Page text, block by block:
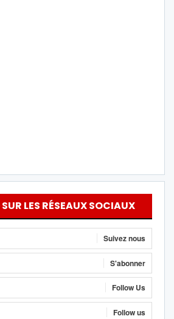
LES RÉSEAUX SOCIAUX
Suivez nous
S'abonner
Follow Us
Follow us